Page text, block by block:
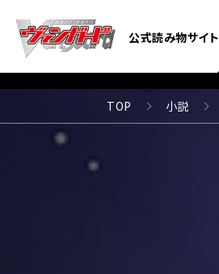
公式読み物サイト
TOP 小説